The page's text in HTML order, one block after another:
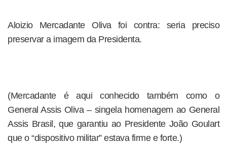
Aloizio Mercadante Oliva foi contra: seria preciso
preservar a imagem da Presidenta.
(Mercadante é aqui conhecido também como o
General Assis Oliva – singela homenagem ao General
Assis Brasil, que garantiu ao Presidente João Goulart
que o “dispositivo militar” estava firme e forte.)